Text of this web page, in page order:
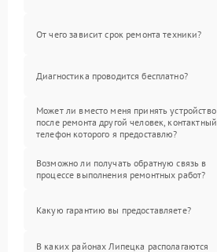
От чего зависит срок ремонта техники?
Диагностика проводится бесплатно?
Может ли вместо меня принять устройство
после ремонта другой человек, контактный
телефон которого я предоставлю?
Возможно ли получать обратную связь в
процессе выполнения ремонтных работ?
Какую гарантию вы предоставляете?
В каких районах Липецка располагаются